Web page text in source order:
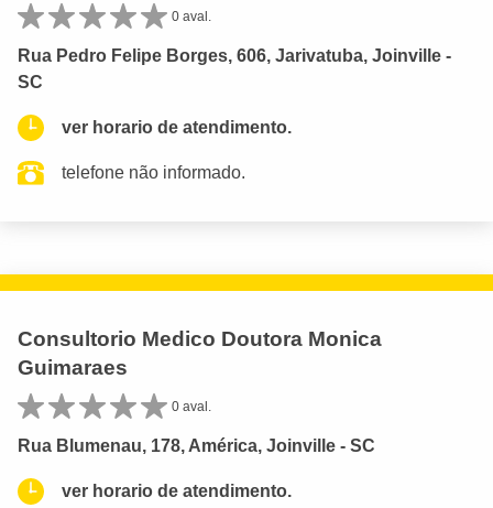
0 aval.
Rua Pedro Felipe Borges, 606, Jarivatuba, Joinville -
SC
ver horario de atendimento.
telefone não informado.
Consultorio Medico Doutora Monica
Guimaraes
0 aval.
Rua Blumenau, 178, América, Joinville - SC
ver horario de atendimento.